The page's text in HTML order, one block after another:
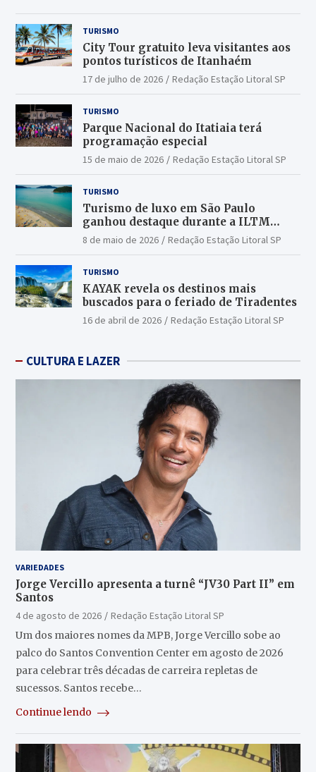
TURISMO
City Tour gratuito leva visitantes aos
pontos turísticos de Itanhaém
17 de julho de 2026 Redação Estação Litoral SP
TURISMO
Parque Nacional do Itatiaia terá
programação especial
15 de maio de 2026 Redação Estação Litoral SP
TURISMO
Turismo de luxo em São Paulo
ganhou destaque durante a ILTM
Latin America 2026
8 de maio de 2026 Redação Estação Litoral SP
TURISMO
KAYAK revela os destinos mais
buscados para o feriado de Tiradentes
16 de abril de 2026 Redação Estação Litoral SP
CULTURA E LAZER
VARIEDADES
Jorge Vercillo apresenta a turnê “JV30 Part II” em
Santos
4 de agosto de 2026
Redação Estação Litoral SP
Um dos maiores nomes da MPB, Jorge Vercillo sobe ao
palco do Santos Convention Center em agosto de 2026
para celebrar três décadas de carreira repletas de
sucessos. Santos recebe…
Continue lendo